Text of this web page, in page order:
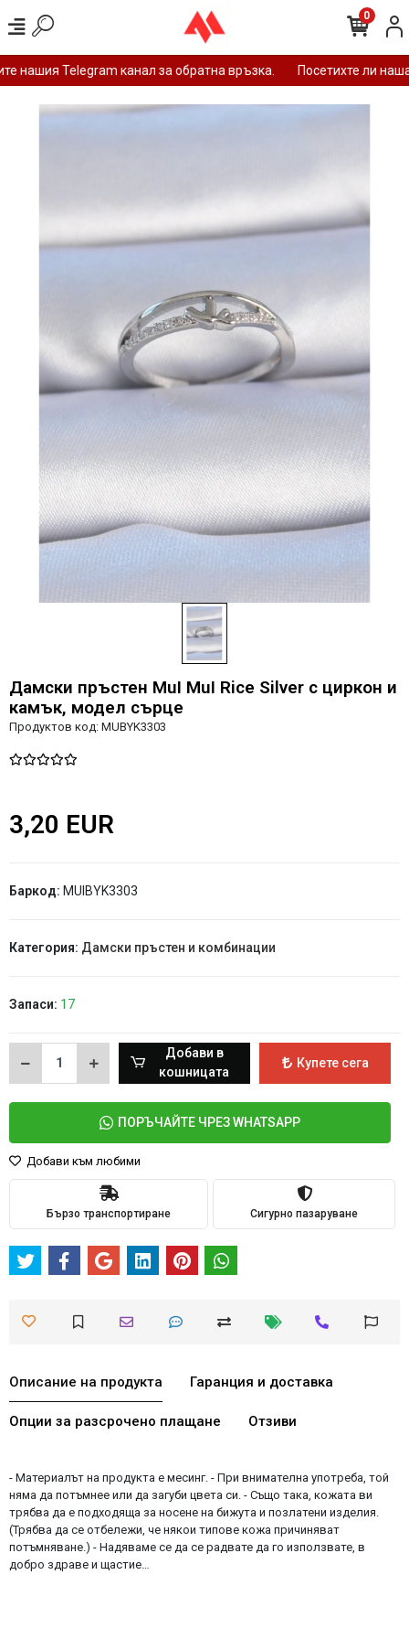
нашия Telegram канал за обратна връзка. Посетихте ли
0
Дамски пръстен MuI MuI Rice Silver с циркон и
камък, модел сърце
Продуктов код: MUBYK3303
3,20 EUR
Баркод: MUIBYK3303
Категория: Дамски пръстен и комбинации
Запаси: 17
Добави в
кошницата
Купете сега
ПОРЪЧАЙТЕ ЧРЕЗ WHATSAPP
Добави към любими
Бързо транспортиране Сигурно пазаруване
Описание на продукта Гаранция и доставка
Опции за разсрочено плащане Отзиви
- Материалът на продукта е месинг. - При внимателна употреба, той
няма да потъмнее или да загуби цвета си. - Също така, кожата ви
трябва да е подходяща за носене на бижута и позлатени изделия.
(Трябва да се отбележи, че някои типове кожа причиняват
потъмняване.) - Надяваме се да се радвате да го използвате, в
добро здраве и щастие…